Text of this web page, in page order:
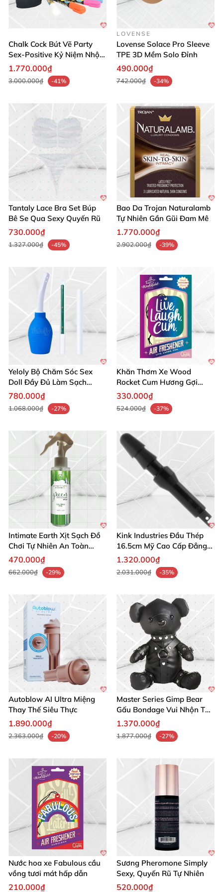
Pelvix và cải thiện sức khỏe sàn chậu của bạn ngay
Chalk Cock Bút Vẽ Party
Sex-Positive Kỷ Niệm Nhộn
Nhịp
1.770.000₫
3.000.000₫ -41%
LOVENSE
Lovense Solace Pro Sleeve
TPE 3D Mềm Solo Đỉnh
490.000₫
742.000₫ -34%
Tantaly Lace Bra Set Búp
Bê Se Qua Sexy Quyến Rũ
730.000₫
1.327.000₫ -45%
Bao Da Trojan Naturalamb
Tự Nhiên Gần Gũi Đam Mê
1.770.000₫
2.902.000₫ -39%
Yeloly Bộ Chăm Sóc Sex
Doll Đầy Đủ Làm Sạch
Nhanh Tiết Kiệm
780.000₫
1.068.000₫ -27%
Khăn Thơm Xe Wood
Rocket Cum Hương Gợi
Tình Nồng
330.000₫
524.000₫ -37%
Intimate Earth Xịt Sạch Đồ
Chơi Tự Nhiên An Toàn
Hoàn Hảo
470.000₫
662.000₫ -29%
Kink Industries Đầu Thép
16.5cm Mỹ Cao Cấp Đẳng
Cấp
1.320.000₫
2.031.000₫ -35%
Autoblow AI Ultra Miệng
Thay Thế Siêu Thực
1.890.000₫
2.363.000₫ -20%
Master Series Gimp Bear
Gấu Bondage Vui Nhộn Táo
Bạo
1.370.000₫
1.877.000₫ -27%
Nước hoa xe Fabulous cầu
vồng tươi mát hấp dẫn
210.000₫
Sương Pheromone Simply
Sexy, Quyến Rũ Tự Nhiên
520.000₫